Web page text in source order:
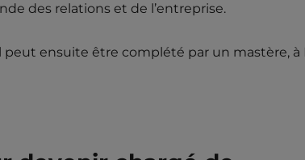
des relations et de l’entreprise.
peut ensuite être complété par un mastère, à